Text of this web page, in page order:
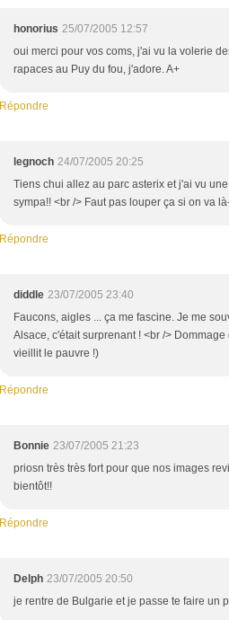
honorius 25/07/2005 12:57
oui merci pour vos coms, j'ai vu la volerie
rapaces au Puy du fou, j'adore. A+
Répondre
legnoch 24/07/2005 20:25
Tiens chui allez au parc asterix et j'ai vu
sympa!! <br /> Faut pas louper ça si on va
Répondre
diddle 23/07/2005 23:40
Faucons, aigles ... ça me fascine. Je me
Alsace, c'était surprenant ! <br />
vieillit le pauvre !)
Répondre
Bonnie 23/07/2005 21:23
priosn très très fort pour que nos images
bientôt!!
Répondre
Delph 23/07/2005 20:50
je rentre de Bulgarie et je passe te faire un